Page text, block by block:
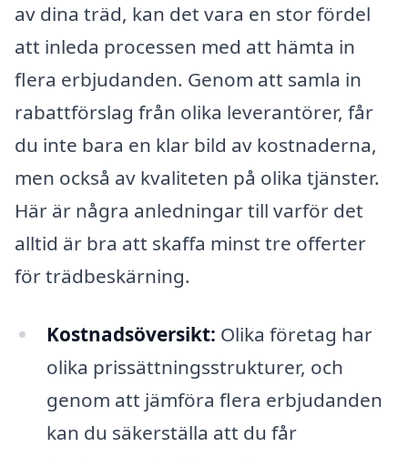
av dina träd, kan det vara en stor fördel
att inleda processen med att hämta in
flera erbjudanden. Genom att samla in
rabattförslag från olika leverantörer, får
du inte bara en klar bild av kostnaderna,
men också av kvaliteten på olika tjänster.
Här är några anledningar till varför det
alltid är bra att skaffa minst tre offerter
för trädbeskärning.
Kostnadsöversikt: Olika företag har
olika prissättningsstrukturer, och
genom att jämföra flera erbjudanden
kan du säkerställa att du får